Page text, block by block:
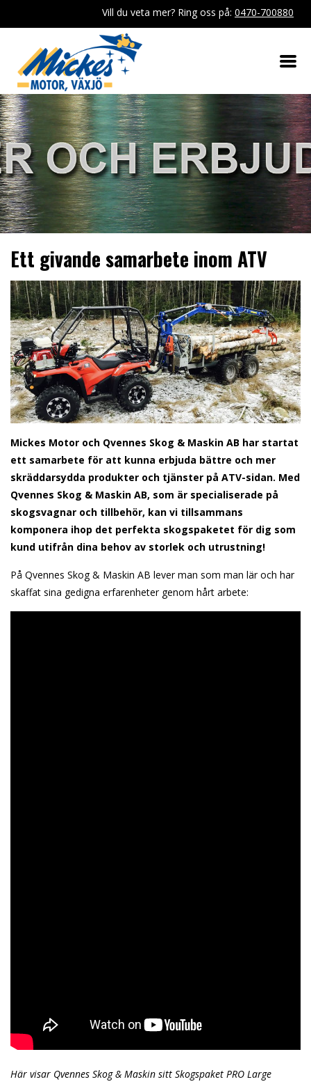
Vill du veta mer? Ring oss på: 0470-700880
Ett givande samarbete inom ATV
Mickes Motor och Qvennes Skog & Maskin AB har startat
ett samarbete för att kunna erbjuda bättre och mer
skräddarsydda produkter och tjänster på ATV-sidan. Med
Qvennes Skog & Maskin AB, som är specialiserade på
skogsvagnar och tillbehör, kan vi tillsammans
komponera ihop det perfekta skogspaketet för dig som
kund utifrån dina behov av storlek och utrustning!
På Qvennes Skog & Maskin AB lever man som man lär och har
skaffat sina gedigna erfarenheter genom hårt arbete:
Här visar Qvennes Skog & Maskin sitt Skogspaket PRO Large